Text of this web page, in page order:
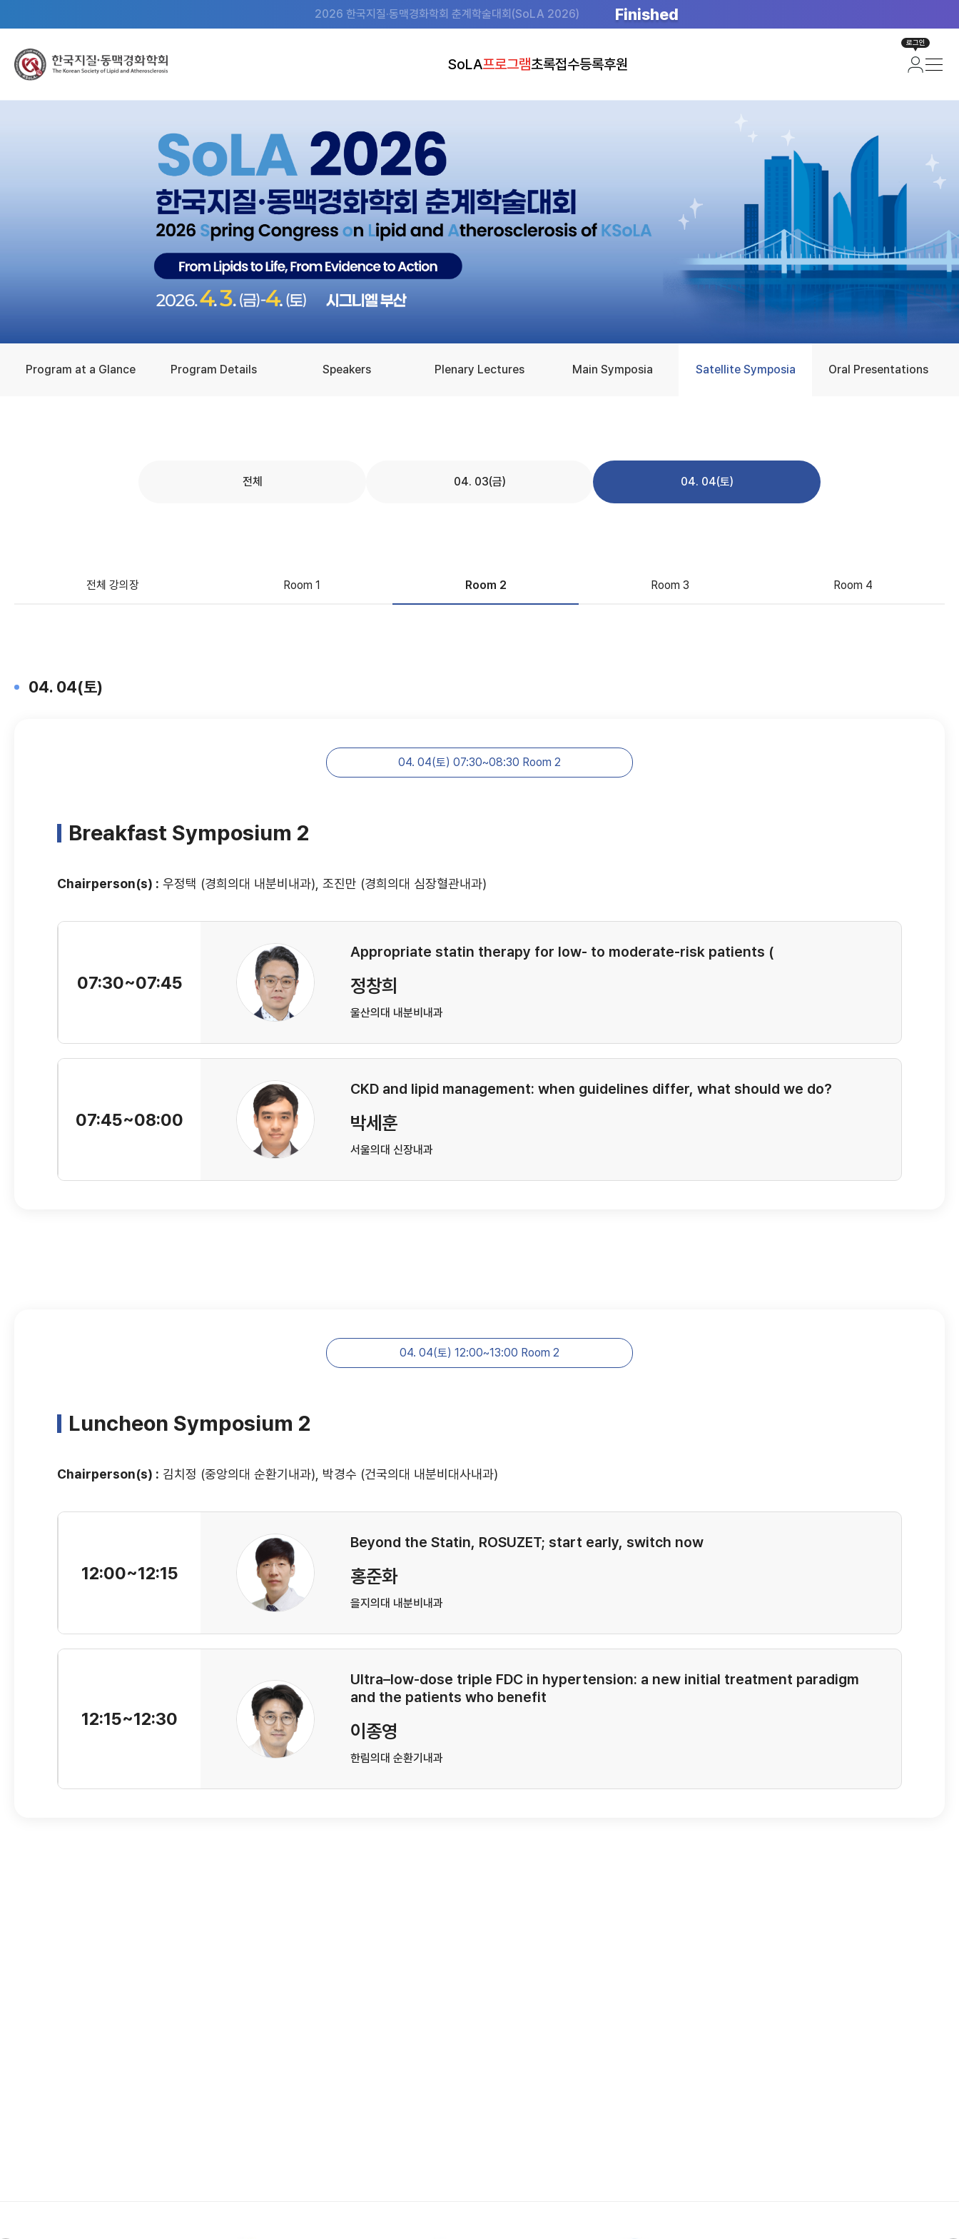
2026 한국지질·동맥경화학회 춘계학술대회(SoLA 2026) Finished
SoLA
조직위원회
숙박
공지사항
프로그램
Plenary Lectures
Main Symposia
Satellite Symposia
초록접수등록후원
로그인
Program at a Glance Program Details Speakers Plenary Lectures Main Symposia Satellite Symposia Oral Presentations
전체 04. 03(금) 04. 04(토)
전체 강의장 Room 1 Room 2 Room 3 Room 4
04. 04(토)
04. 04(토) 07:30~08:30 Room 2
Breakfast Symposium 2
Chairperson(s) : 우정택 (경희의대 내분비내과), 조진만 (경희의대 심장혈관내과)
Appropriate statin therapy for low- to moderate-risk patients (
정창희
울산의대 내분비내과
07:30~07:45
CKD and lipid management: when guidelines differ, what should we do?
박세훈
서울의대 신장내과
07:45~08:00
04. 04(토) 12:00~13:00 Room 2
Luncheon Symposium 2
Chairperson(s) : 김치정 (중앙의대 순환기내과), 박경수 (건국의대 내분비대사내과)
Beyond the Statin, ROSUZET; start early, switch now
홍준화
을지의대 내분비내과
12:00~12:15
Ultra–low-dose triple FDC in hypertension: a new initial treatment paradigm
and the patients who benefit
이종영
한림의대 순환기내과
12:15~12:30